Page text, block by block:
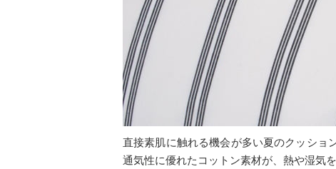
直接素肌に触れる機会が多い夏のクッショ
通気性に優れたコットン素材が、熱や湿気